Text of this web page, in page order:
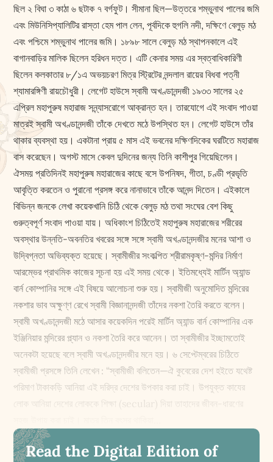
ছিল ২ বিঘা ৩ কাঠা ৬ ছটাক ৭ বর্গফুট। সীমানা ছিল—উত্তরে শম্ভুনাথ পালের জমি
এবং মিউনিসিপ্যালিটির রাস্তা হেম পাল লেন, পূর্বদিকে হুগলি নদী, দক্ষিণে বেলুড় মঠ
এবং পশ্চিমে শম্ভুনাথ পালের জমি। ১৮৯৮ সালে বেলুড় মঠ স্থাপনকালে এই
বাগানবাড়ির মালিক ছিলেন হরিধন দত্ত। এটি কেনার সময় এর স্বত্বাধিকারিণী
ছিলেন কলকাতার ৮/১এ অভয়চরণ মিত্র স্ট্রিটের নন্দলাল রায়ের বিধবা পত্নী
শ্যামারঙ্গিণী রায়চৌধুরী। লেগেট হাউসে স্বামী অখণ্ডানন্দজী ১৯৩৩ সালের ২৫
এপ্রিল মহাপুরুষ মহারাজ সন্ন্যাসরোগে আক্রান্ত হন। তারযোগে এই সংবাদ পাওয়া
মাত্রই স্বামী অখণ্ডানন্দজী তাঁকে দেখতে মঠে উপস্থিত হন। লেগেট হাউসে তাঁর
থাকার ব্যবস্থা হয়। একটানা প্রায় ৫ মাস এই ভবনের দক্ষিণদিকের ঘরটিতে মহারাজ
বাস করেছেন। অগস্ট মাসে কেবল দুদিনের জন্য তিনি কাশীপুর গিয়েছিলেন।
ঐসময় প্রতিদিনই মহাপুরুষ মহারাজের কাছে বসে উপনিষদ, গীতা, চণ্ডী প্রভৃতি
আবৃত্তি করতেন ও পুরানো প্রসঙ্গ করে নানাভাবে তাঁকে আনন্দ দিতেন। এইকালে
বিভিন্ন জনকে লেখা কয়েকখানি চিঠি থেকে বেলুড় মঠ তথা সংঘের বেশ কিছু
গুরুত্বপূর্ণ সংবাদ পাওয়া যায়। অধিকাংশ চিঠিতেই মহাপুরুষ মহারাজের শরীরের
অবস্থার উন্নতি-অবনতির খবরের সঙ্গে সঙ্গে স্বামী অখণ্ডানন্দজীর মনের আশা ও
উদ্বিগ্নতা অভিব্যক্ত হয়েছে। স্বামীজীর সংকল্পিত শ্রীরামকৃষ্ণ-মন্দির নির্মাণ
আরম্ভের প্রাথমিক কাজের সূচনা হয় এই সময় থেকে। ইতিমধ্যেই মার্টিন অ্যান্ড
বার্ন কোম্পানির সঙ্গে এই বিষয়ে আলোচনা শুরু হয়। স্বামীজী অনুমোদিত মন্দিরের
নকশার ভাব অ‌ক্ষুণ্ণ রেখে স্বামী বিজ্ঞানানন্দজী তাঁদের নকশা তৈরি করতে বলেন।
স্বামী অখণ্ডানন্দজী মঠে আসার কয়েকদিন পরেই মার্টিন অ্যান্ড বার্ন কোম্পানির এক
ইঞ্জিনিয়ার মন্দিরের প্ল্যান ও নকশা তৈরি করে আনেন। তা স্বামীজীর ইচ্ছামতোই
অনেকটা হয়েছে বলে স্বামী অখণ্ডানন্দজীর মনে হয়। ৬ সেপ্টেম্বরের চিঠিতে
স্বামীজী প্রসঙ্গে তিনি লেখেন : “স্বামীজী বলিতেন—ঐ কুবেরের দেশ হইতে যথেষ্ট
পরিমাণ টাকাকড়ি আনিয়া এই দরিদ্র দেশের উপকার করা চাই। উপযুক্ত কাযের
লোক আনিয়া দেশের লোককে শিক্ষা (secular) দিয়া তাহাদের জীবন-ধারণের
Read the Digital Edition of